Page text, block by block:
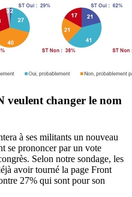
veulent changer le nom
à ses militants un nouveau
se prononcer par un vote
Selon notre sondage, les
avoir tourné la page Front
27% qui sont pour son